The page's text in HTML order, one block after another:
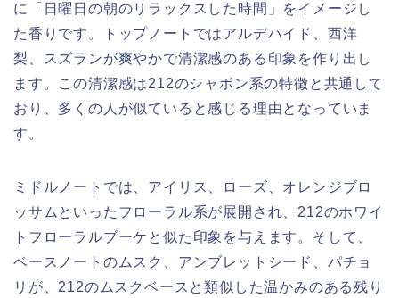
に「日曜日の朝のリラックスした時間」をイメージし
た香りです。トップノートではアルデハイド、西洋
梨、スズランが爽やかで清潔感のある印象を作り出し
ます。この清潔感は212のシャボン系の特徴と共通して
おり、多くの人が似ていると感じる理由となっていま
す。
ミドルノートでは、アイリス、ローズ、オレンジブロ
ッサムといったフローラル系が展開され、212のホワイ
トフローラルブーケと似た印象を与えます。そして、
ベースノートのムスク、アンブレットシード、パチョ
リが、212のムスクベースと類似した温かみのある残り